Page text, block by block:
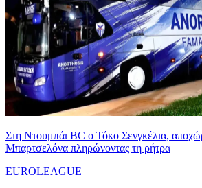
Στη Nτουμπάι BC ο Τόκο Σενγκέλια,
Μπαρτσελόνα πληρώνοντας τη ρήτρα
EUROLEAGUE